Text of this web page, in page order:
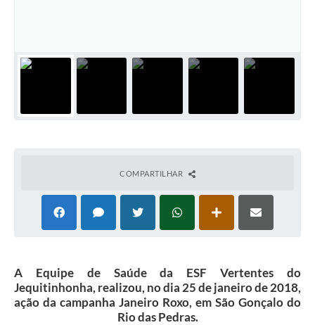
Carta de Serviços
Covid -19 em Serro
COMPARTILHAR
A Equipe de Saúde da ESF Vertentes do
Jequitinhonha, realizou, no dia 25 de janeiro de 2018,
ação da campanha Janeiro Roxo, em São Gonçalo do
Rio das Pedras.